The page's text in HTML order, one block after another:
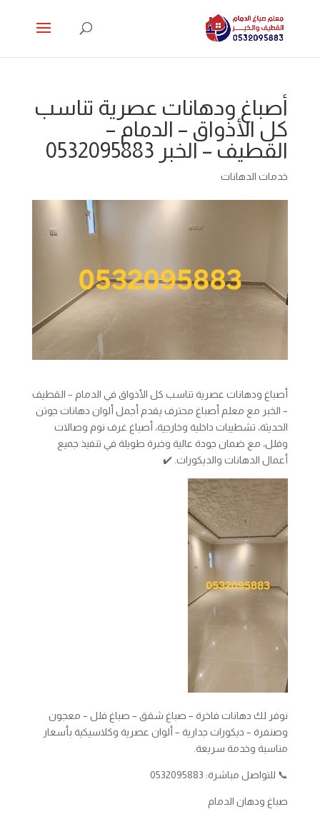
أصباغ ودهانات عصرية تناسب
كل الأذواق – الدمام –
القطيف – الخبر 0532095883
خدمات الدهانات
أصباغ ودهانات عصرية تناسب كل الأذواق في الدمام – القطيف
– الخبر مع معلم أصباغ محترف يقدم أجمل ألوان دهانات جوتن
الحديثة، تشطيبات داخلية وخارجية، أصباغ غرف نوم وصالات
وفلل، مع ضمان جودة عالية وخبرة طويلة في تنفيذ جميع
أعمال الدهانات والديكورات. ✔️
نوفر لك دهانات فاخرة – صباغ شقق – صباغ فلل – معجون
وصنفرة – ديكورات جدارية – ألوان عصرية وكلاسيكية بأسعار
مناسبة وخدمة سريعة.
📞 للتواصل مباشرة: 0532095883
صباغ ودهان الدمام